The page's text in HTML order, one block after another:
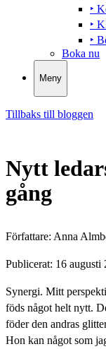
‣
‣
‣
Boka nu
Meny
Tillbaks till bloggen
Nytt
gång
Författare: Anna
Publicerat: 16 augusti
Synergi. Mitt
föds något helt nytt.
föder den andras
Hon kan något som